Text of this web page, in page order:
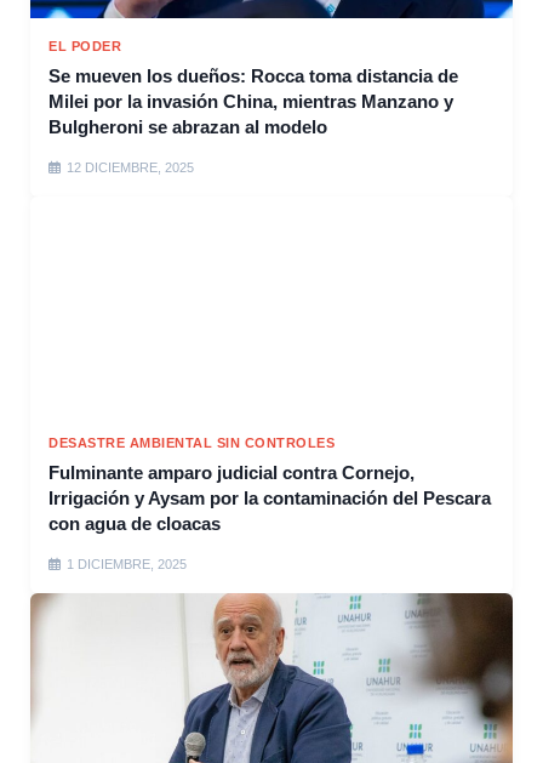
EL PODER
Se mueven los dueños: Rocca toma distancia de
Milei por la invasión China, mientras Manzano y
Bulgheroni se abrazan al modelo
12 DICIEMBRE, 2025
DESASTRE AMBIENTAL SIN CONTROLES
Fulminante amparo judicial contra Cornejo,
Irrigación y Aysam por la contaminación del Pescara
con agua de cloacas
1 DICIEMBRE, 2025